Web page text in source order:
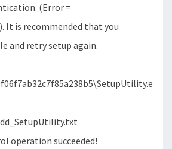
(Error =
It is recommended that you
and retry setup again.
dd_SetupUtility.txt
operation succeeded!